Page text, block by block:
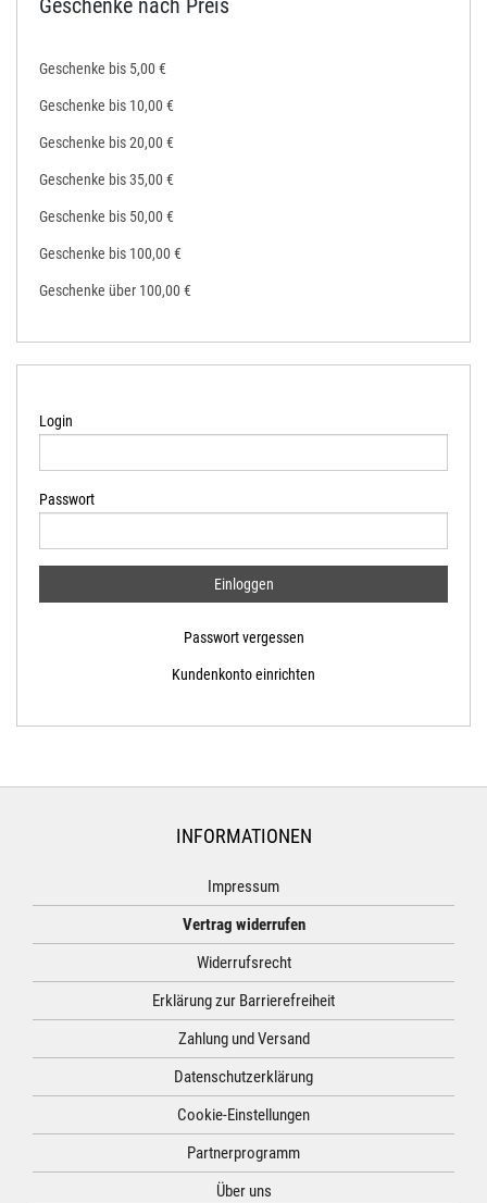
Geschenke nach Preis
Geschenke bis 5,00 €
Geschenke bis 10,00 €
Geschenke bis 20,00 €
Geschenke bis 35,00 €
Geschenke bis 50,00 €
Geschenke bis 100,00 €
Geschenke über 100,00 €
Login
Passwort
Passwort vergessen
Kundenkonto einrichten
INFORMATIONEN
Impressum
Vertrag widerrufen
Widerrufsrecht
Erklärung zur Barrierefreiheit
Zahlung und Versand
Datenschutzerklärung
Cookie-Einstellungen
Partnerprogramm
Über uns